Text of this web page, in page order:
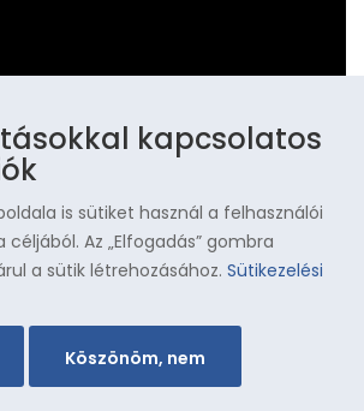
legendái
kapcsolatos
is sütiket használ a felhasználói
Az „Elfogadás” gombra
a sütik létrehozásához.Sütikezelési
Köszönöm, nem